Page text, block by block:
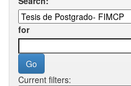
for
Current filters: